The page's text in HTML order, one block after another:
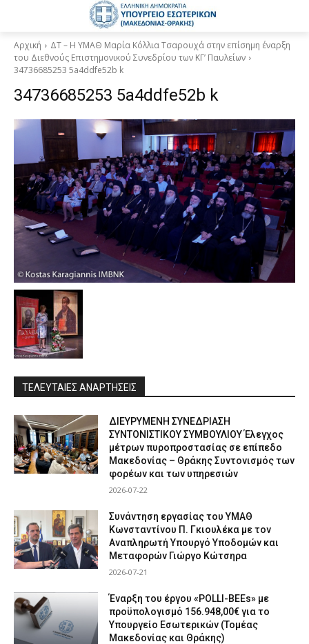
Αρχική
ΔΤ – Η ΥΜΑΘ Μαρία Κόλλια Τσαρουχά στην επίσημη έναρξη
του Διεθνούς Επιστημονικού Συνεδρίου των ΚΓ’ Παυλείων
34736685253 5a4ddfe52b k
34736685253 5a4ddfe52b k
ΤΕΛΕΥΤΑΙΕΣ ΑΝΑΡΤΗΣΕΙΣ
ΔΙΕΥΡΥΜΕΝΗ ΣΥΝΕΔΡΙΑΣΗ
ΣΥΝΤΟΝΙΣΤΙΚΟΥ ΣΥΜΒΟΥΛΙΟΥ Έλεγχος
μέτρων πυροπροστασίας σε επίπεδο
Μακεδονίας – Θράκης Συντονισμός των
φορέων και των υπηρεσιών
2026-07-22
Συνάντηση εργασίας του ΥΜΑΘ
Κωνσταντίνου Π. Γκιουλέκα με τον
Αναπληρωτή Υπουργό Υποδομών και
Μεταφορών Γιώργο Κώτσηρα
2026-07-21
Έναρξη του έργου «POLLI-BEEs» με
προϋπολογισμό 156.948,00€ για το
Υπουργείο Εσωτερικών (Τομέας
Μακεδονίας και Θράκης)